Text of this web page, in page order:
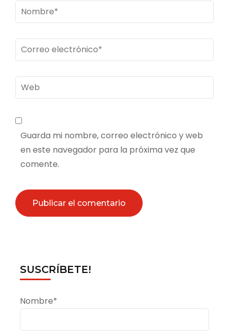
Nombre*
Correo
electrónico*
Web
Guarda mi nombre, correo electrónico y web
en este navegador para la próxima vez que
comente.
SUSCRÍBETE!
Nombre*